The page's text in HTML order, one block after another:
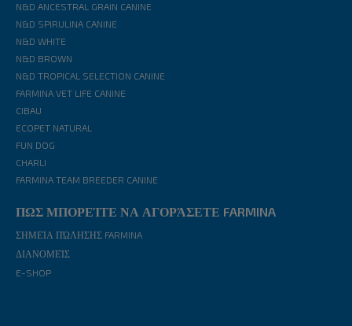
N&D ANCESTRAL GRAIN CANINE
N&D SPIRULINA CANINE
N&D WHITE
N&D BROWN
N&D TROPICAL SELECTION CANINE
FARMINA VET LIFE CANINE
CIBAU
ECOPET NATURAL
FUN DOG
CHARLI
FARMINA TEAM BREEDER CANINE
ΠΩΣ ΜΠΟΡΕΊΤΕ ΝΑ ΑΓΟΡΆΣΕΤΕ FARMINA
ΣΗΜΕΊΑ ΠΏΛΗΣΗΣ FARMINA
ΔΙΑΝΟΜΕΊΣ
E-SHOP